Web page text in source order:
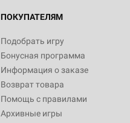
ПОКУПАТЕЛЯМ
Подобрать игру
Бонусная программа
Информация о заказе
Возврат товара
Помощь с правилами
Архивные игры